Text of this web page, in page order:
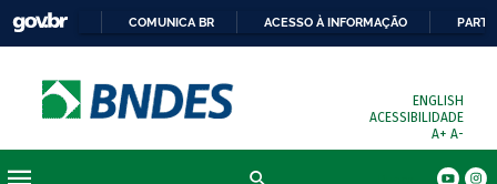
COMUNICA BR ACESSO À INFORMAÇÃO
ENGLISH
ACESSIBILIDADE
A+ A-